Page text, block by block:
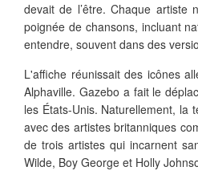
devait de l’être. Chaque artiste
poignée de chansons, incluant
entendre, souvent dans des
L'affiche réunissait des icônes
Alphaville. Gazebo a fait le
les États-Unis. Naturellement, la
avec des artistes britanniques
de trois artistes qui incarnent
Wilde, Boy George et Holly